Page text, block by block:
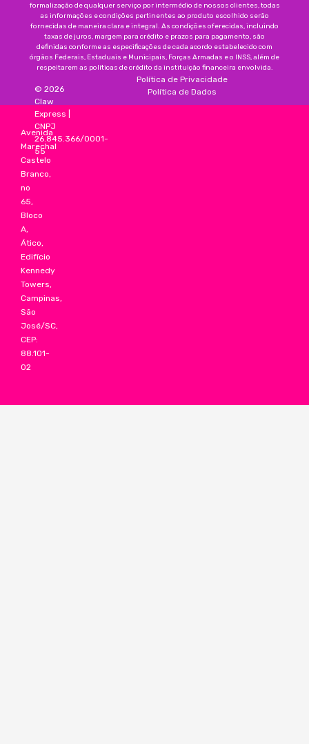
formalização de qualquer serviço por intermédio de nossos clientes, todas
as informações e condições pertinentes ao produto escolhido serão
fornecidas de maneira clara e integral. As condições oferecidas, incluindo
taxas de juros, margem para crédito e prazos para pagamento, são
definidas conforme as especificações de cada acordo estabelecido com
órgãos Federais, Estaduais e Municipais, Forças Armadas e o INSS, além de
respeitarem as políticas de crédito da instituição financeira envolvida.
Avenida
Marechal
Castelo
Branco,
no
65,
Bloco
A,
Ático,
Edifício
Kennedy
Towers,
Campinas,
São
José/SC,
CEP:
88.101-
02
© 2026
Claw
Express
CNPJ
26.845.366/0001-
55
Política de Privacidade
Política de Dados